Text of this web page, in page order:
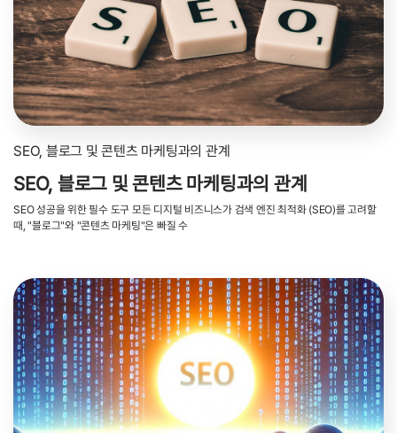
SEO, 블로그 및 콘텐츠 마케팅과의 관계
SEO, 블로그 및 콘텐츠 마케팅과의 관계
SEO 성공을 위한 필수 도구 모든 디지털 비즈니스가 검색 엔진 최적화 (SEO)를 고려할
때, "블로그"와 "콘텐츠 마케팅"은 빠질 수